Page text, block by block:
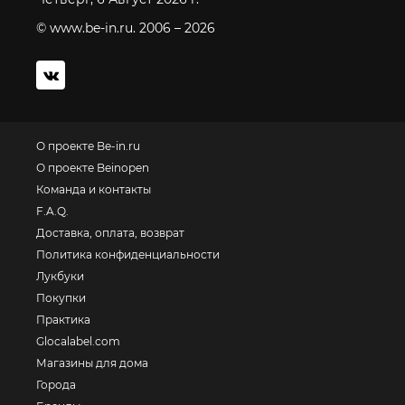
© www.be-in.ru. 2006 – 2026
О проекте Be-in.ru
О проекте Beinopen
Команда и контакты
F.A.Q.
Доставка, оплата, возврат
Политика конфиденциальности
Лукбуки
Покупки
Практика
Glocalabel.com
Магазины для дома
Города